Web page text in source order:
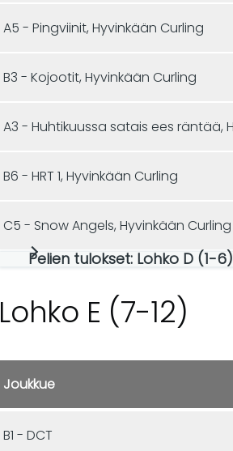
A5 - Pingviinit, Hyvinkään Curling
B3 - Kojootit, Hyvinkään Curling
B6 - HRT 1, Hyvinkään Curling
C5 - Snow Angels, Hyvinkään Curling
Pelien tulokset: Lohko D (1-6)
Lohko E (7-12)
Joukkue
B1 - DCT